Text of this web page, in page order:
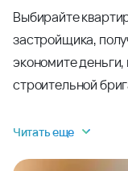
Выбирайте
застройщика,
экономите
строительной
Читать еще